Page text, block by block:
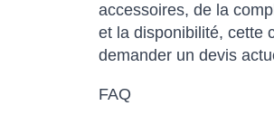
accessoires, de la
et la disponibilité, cette
demander un devis
FAQ